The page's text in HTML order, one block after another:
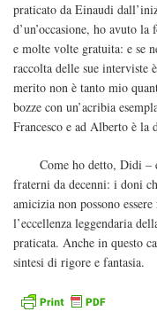
praticato da Einaudi
d’un’occasione, ho avuto la
e molte volte gratuita: e se
raccolta delle sue interviste
merito non è tanto mio
bozze con un’acribia
Francesco e ad Alberto è
Come ho detto, Didi –
fraterni da decenni: i doni
amicizia non possono
l’eccellenza leggendaria
praticata. Anche in questo
sintesi di rigore e fantasia.